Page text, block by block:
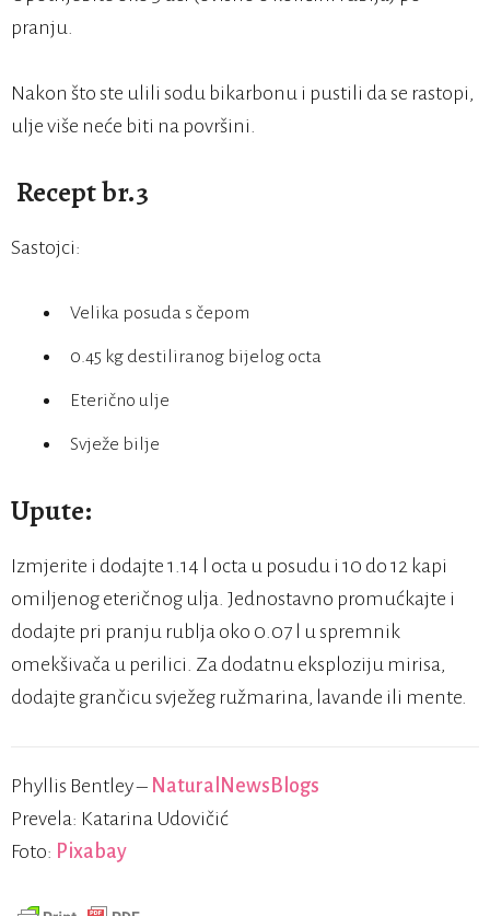
pranju.
Nakon što ste ulili sodu bikarbonu i pustili da se rastopi,
ulje više neće biti na površini.
Recept br.3
Sastojci:
Velika posuda s čepom
0.45 kg destiliranog bijelog octa
Eterično ulje
Svježe bilje
Upute:
Izmjerite i dodajte 1.14 l octa u posudu i 10 do 12 kapi
omiljenog eteričnog ulja. Jednostavno promućkajte i
dodajte pri pranju rublja oko 0.07 l u spremnik
omekšivača u perilici. Za dodatnu eksploziju mirisa,
dodajte grančicu svježeg ružmarina, lavande ili mente.
Phyllis Bentley – NaturalNewsBlogs
Prevela: Katarina Udovičić
Foto: Pixabay